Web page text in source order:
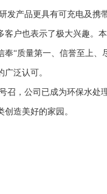
品更具有可充电及携带
客户也表示了极大兴趣。
质量第一、信誉至上、
泛认可。
公司已成为环保水处理
造美好的家园。